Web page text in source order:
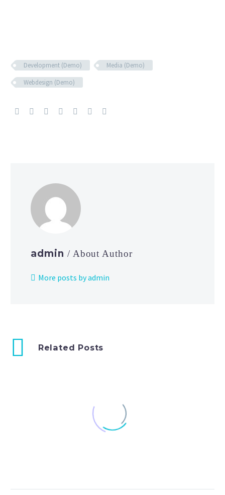
Development (Demo)
Media (Demo)
Webdesign (Demo)
admin / About Author
More posts by admin
Related Posts